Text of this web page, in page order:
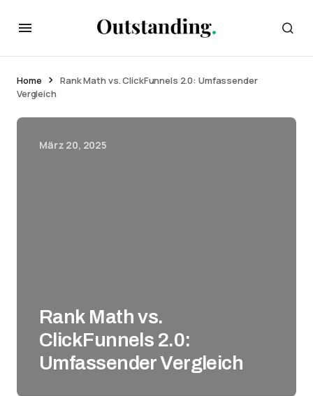
Home
Rank Math vs. ClickFunnels 2.0: Umfassender
Vergleich
März 20, 2025
Rank Math vs.
ClickFunnels 2.0:
Umfassender Vergleich